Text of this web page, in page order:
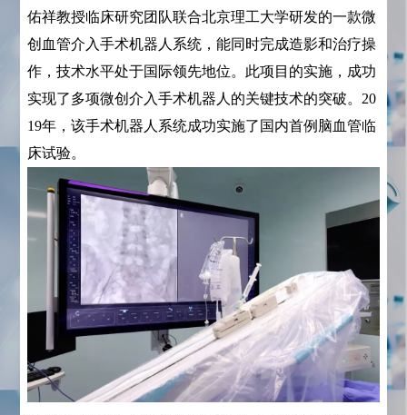
佑祥教授临床研究团队联合北京理工大学研发的一款微
创血管介入手术机器人系统，能同时完成造影和治疗操
作，技术水平处于国际领先地位。此项目的实施，成功
实现了多项微创介入手术机器人的关键技术的突破。20
19年，该手术机器人系统成功实施了国内首例脑血管临
床试验。